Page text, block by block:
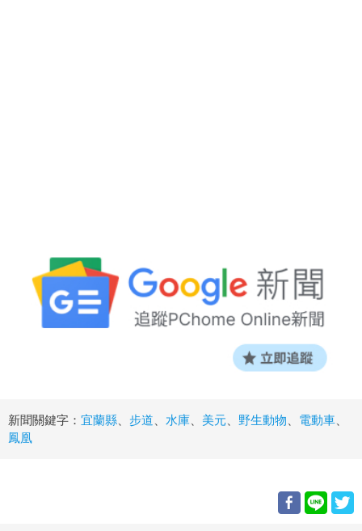
新聞關鍵字： 宜蘭縣 步道 水庫 美元 野生動物 電動車
鳳凰